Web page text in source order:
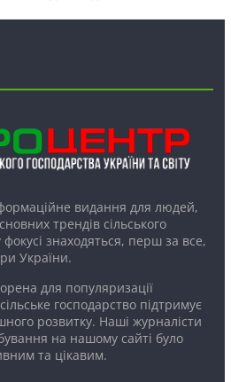
видання для людей,
трендів сільського
знаходяться, перш за все,
України.
для популяризації
господарство підтримує
розвитку. Наші журналісти
на нашому сайті було
та цікавим.